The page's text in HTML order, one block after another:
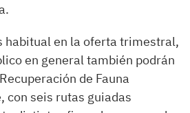
habitual en la oferta trimestral,
en general también podrán
de Fauna
con seis rutas guiadas